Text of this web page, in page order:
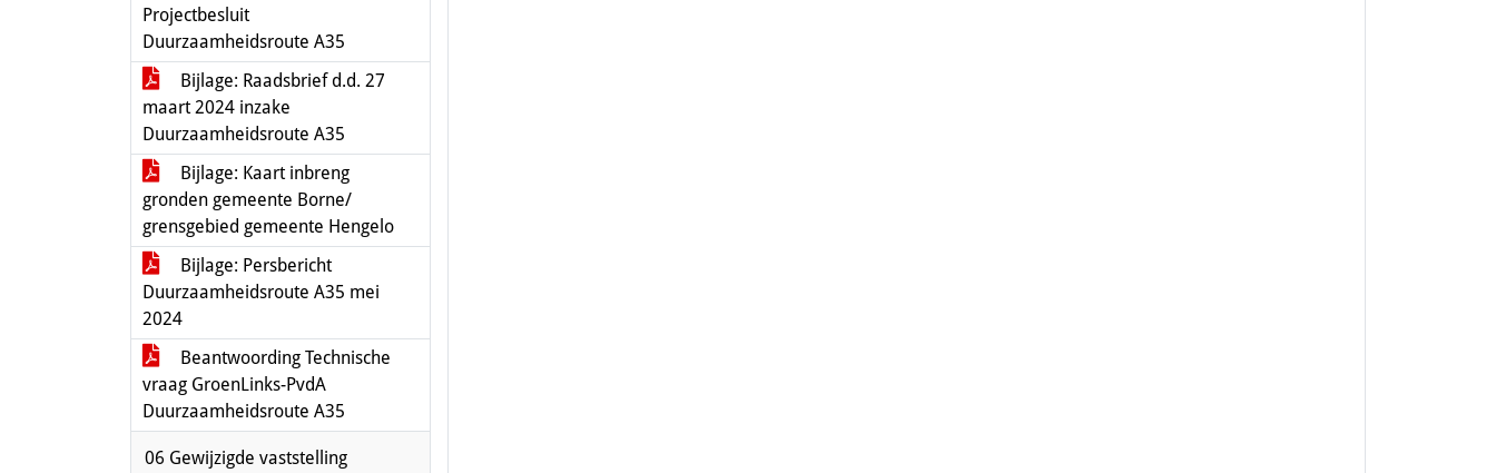
Projectbesluit
Duurzaamheidsroute A35
Bijlage: Raadsbrief d.d. 27
maart 2024 inzake
Duurzaamheidsroute A35
Bijlage: Kaart inbreng
gronden gemeente Borne/
grensgebied gemeente Hengelo
Bijlage: Persbericht
Duurzaamheidsroute A35 mei
2024
Beantwoording Technische
vraag GroenLinks-PvdA
Duurzaamheidsroute A35
06 Gewijzigde vaststelling